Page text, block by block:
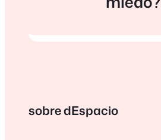
sobre dEspacio